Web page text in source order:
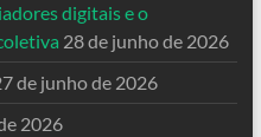
digitais e o
28 de junho de 2026
de junho de 2026
2026